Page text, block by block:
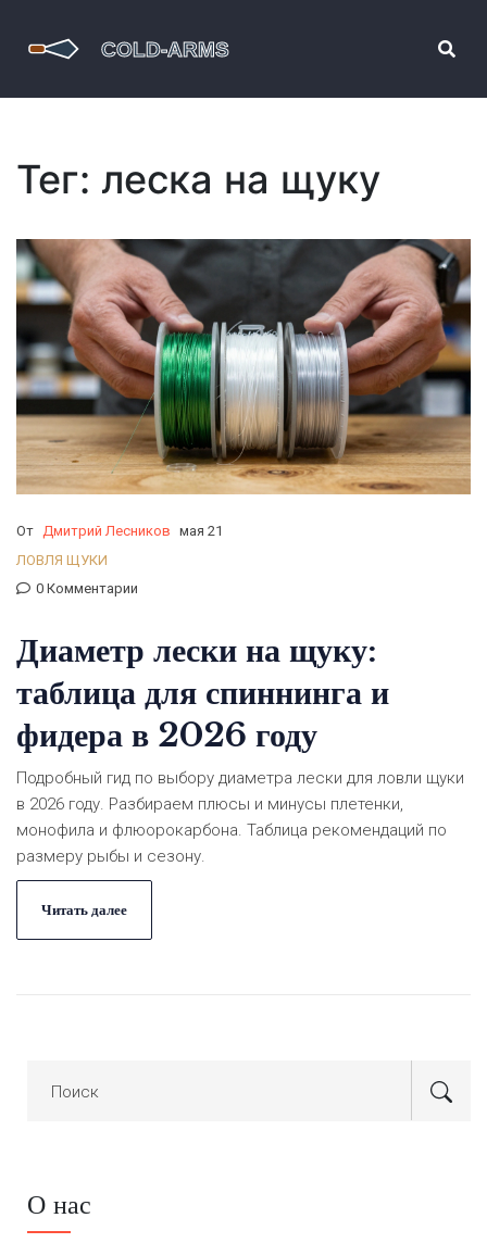
Тег: леска на щуку
От Дмитрий Лесников мая 21
ЛОВЛЯ ЩУКИ
0 Комментарии
Диаметр лески на щуку:
таблица для спиннинга и
фидера в 2026 году
Подробный гид по выбору диаметра лески для ловли щуки
в 2026 году. Разбираем плюсы и минусы плетенки,
монофила и флюорокарбона. Таблица рекомендаций по
размеру рыбы и сезону.
Читать далее
О нас